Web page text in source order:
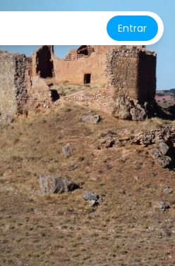
Entrar